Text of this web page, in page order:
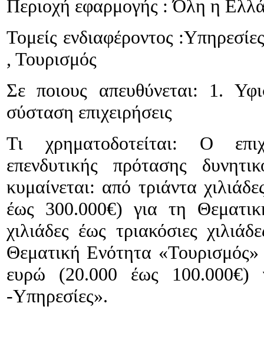
Περιοχή εφαρμογής :Όλη η
Τομείς ενδιαφέροντος :
, Τουρισμός
Σε ποιους απευθύνεται: 1.
σύσταση επιχειρήσεις
Τι χρηματοδοτείται: Ο
επενδυτικής πρότασης
κυμαίνεται: από τριάντα
έως 300.000€) για τη
χιλιάδες έως τριακόσιες
Θεματική Ενότητα
ευρώ (20.000 έως 100.000€)
-Υπηρεσίες».